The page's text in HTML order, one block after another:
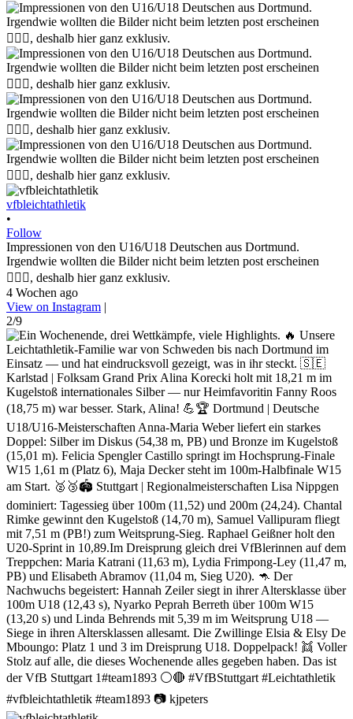
vfbleichtathletik
•
Follow
Impressionen von den U16/U18 Deutschen aus Dortmund.
Irgendwie wollten die Bilder nicht beim letzten post erscheinen
🤷🏼‍♀️, deshalb hier ganz exklusiv.
4 Wochen ago
View on Instagram |
2/9